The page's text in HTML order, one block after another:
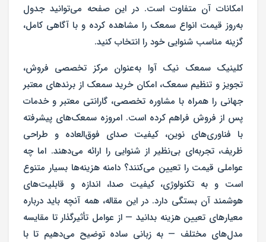
امکانات آن متفاوت است. در این صفحه می‌توانیدجدول
به‌روز قیمت انواع سمعک را مشاهده کرده و با آگاهی کامل،
گزینه مناسب شنوایی خود را انتخاب کنید.
کلینیک سمعک نیک آوا به‌عنوان مرکز تخصصی فروش،
تجویز و تنظیم سمعک، امکانخرید سمعک از برندهای معتبر
جهانی را همراه با مشاوره تخصصی، گارانتی معتبر و خدمات
پس از فروش فراهم کرده است. امروزه سمعک‌های پیشرفته
با فناوری‌های نوین، کیفیت صدای فوق‌العاده و طراحی
ظریف، تجربه‌ای بی‌نظیر از شنوایی را ارائه می‌دهند. اما چه
عواملی قیمت را تعیین می‌کنند؟ دامنه هزینه‌ها بسیار متنوع
است و به تکنولوژی، کیفیت صدا، اندازه و قابلیت‌های
هوشمند آن بستگی دارد. در این مقاله، همه آنچه باید درباره
معیارهای تعیین هزینه بدانید — از عوامل تأثیرگذار تا مقایسه
مدل‌های مختلف — به زبانی ساده توضیح می‌دهیم تا با